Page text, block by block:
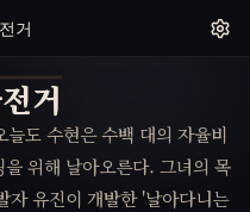
거
거
도 수현은 수백 대의 자율비
위해 날아오른다. 그녀의 목
유진이 개발한 '날아다니는